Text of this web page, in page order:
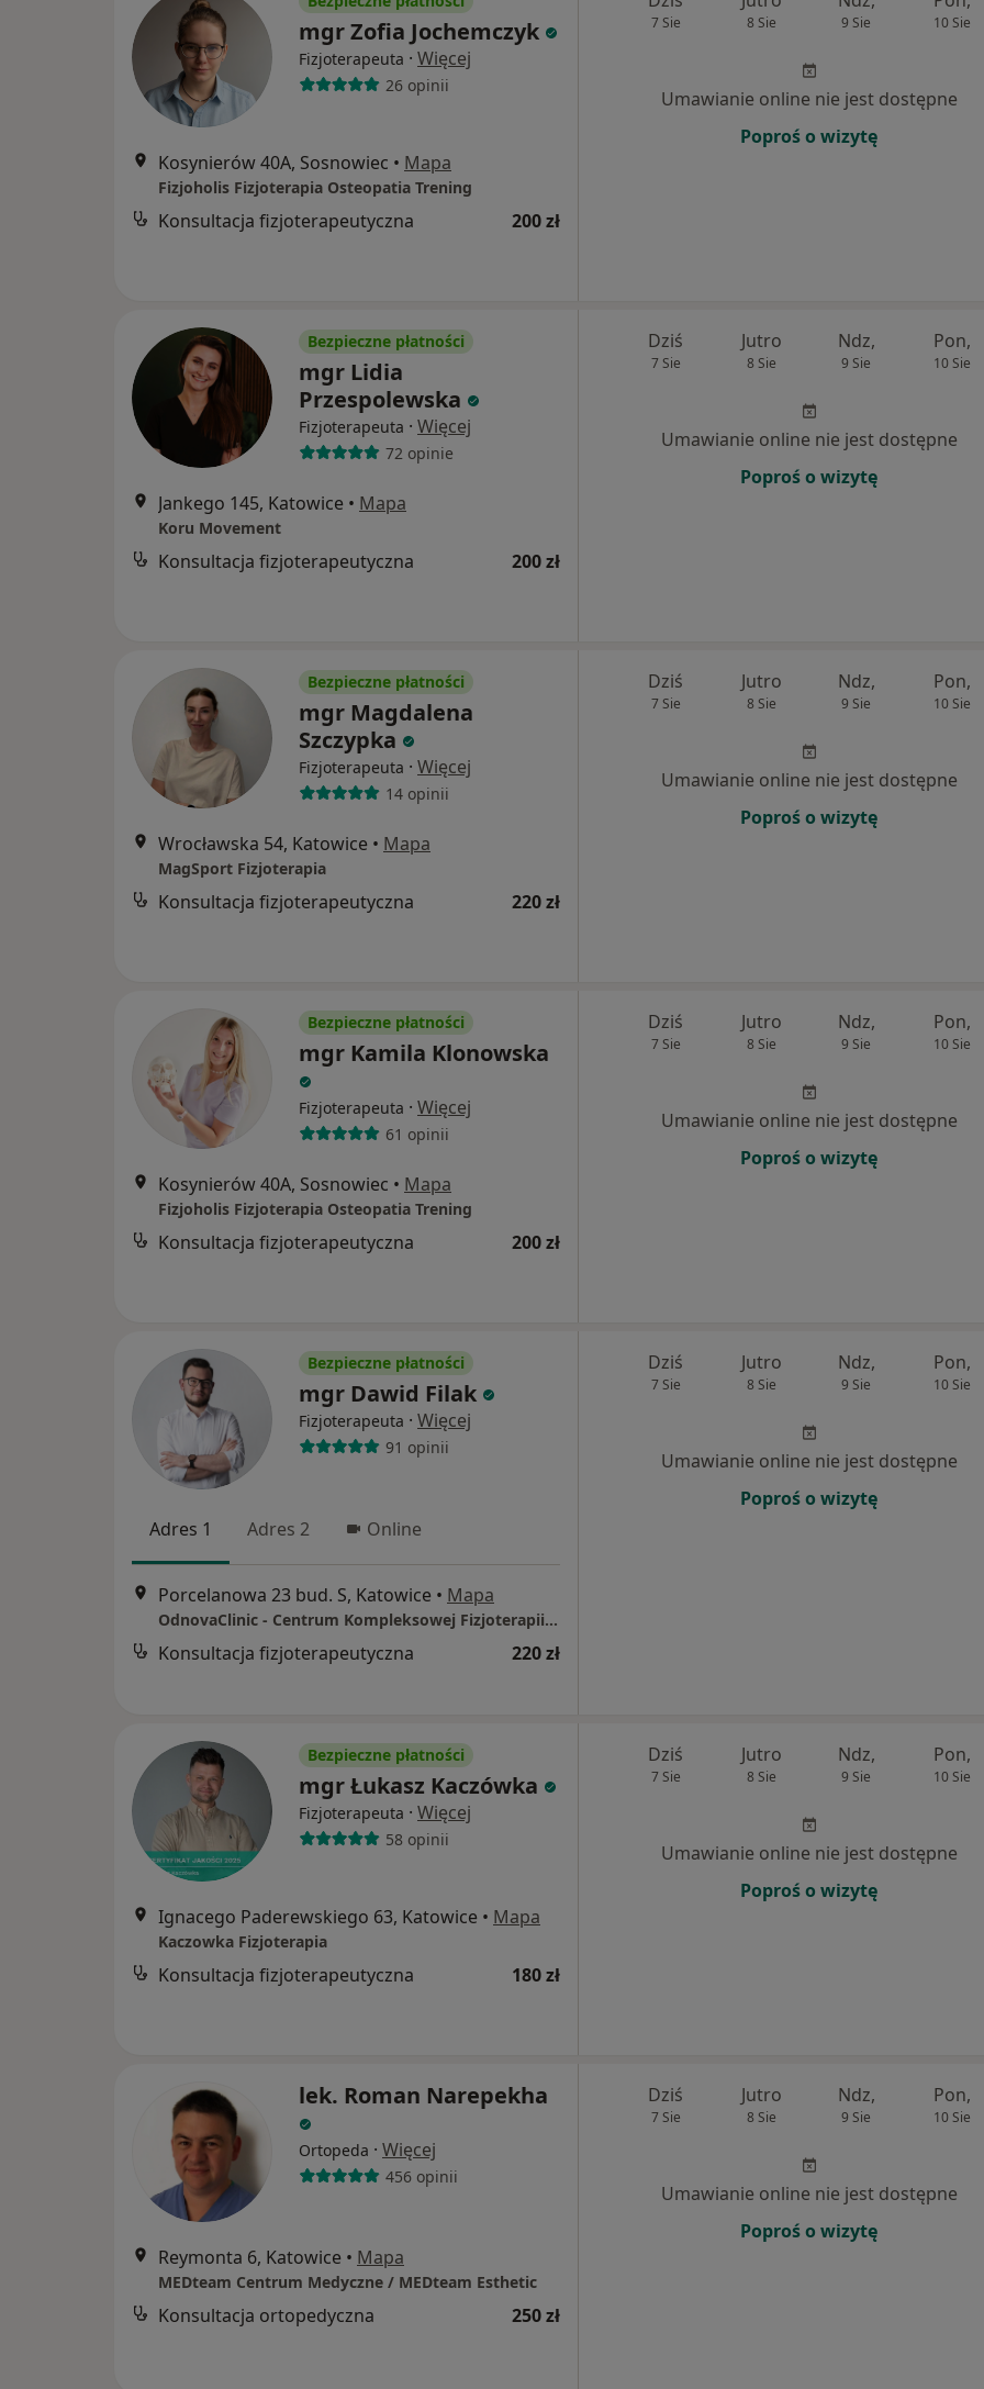
mgr Zofia Jochemczyk
Fizjoterapeuta · Więcej
26 opinii
Kosynierów 40A, Sosnowiec • Mapa
Fizjoholis Fizjoterapia Osteopatia Trening
Konsultacja fizjoterapeutyczna 200 zł
7 Sie 8 Sie 9 Sie 10 Sie
Umawianie online nie jest dostępne
Poproś o wizytę
Bezpieczne płatności
mgr Lidia
Przespolewska
Fizjoterapeuta · Więcej
72 opinie
Jankego 145, Katowice • Mapa
Koru Movement
Konsultacja fizjoterapeutyczna 200 zł
Dziś
7 Sie
Jutro
8 Sie
Ndz,
9 Sie
Pon,
10 Sie
Umawianie online nie jest dostępne
Poproś o wizytę
Bezpieczne płatności
mgr Magdalena
Szczypka
Fizjoterapeuta · Więcej
14 opinii
Wrocławska 54, Katowice • Mapa
MagSport Fizjoterapia
Konsultacja fizjoterapeutyczna 220 zł
Dziś
7 Sie
Jutro
8 Sie
Ndz,
9 Sie
Pon,
10 Sie
Umawianie online nie jest dostępne
Poproś o wizytę
Bezpieczne płatności
mgr Kamila Klonowska
Fizjoterapeuta · Więcej
61 opinii
Kosynierów 40A, Sosnowiec • Mapa
Fizjoholis Fizjoterapia Osteopatia Trening
Konsultacja fizjoterapeutyczna 200 zł
Dziś
7 Sie
Jutro
8 Sie
Ndz,
9 Sie
Pon,
10 Sie
Umawianie online nie jest dostępne
Poproś o wizytę
Bezpieczne płatności
mgr Dawid Filak
Fizjoterapeuta · Więcej
91 opinii
Adres 1 Adres 2 Online
Porcelanowa 23 bud. S, Katowice • Mapa
OdnovaClinic - Centrum Kompleksowej Fizjoterapii i Rehabilitacji
Konsultacja fizjoterapeutyczna 220 zł
Dziś
7 Sie
Jutro
8 Sie
Ndz,
9 Sie
Pon,
10 Sie
Umawianie online nie jest dostępne
Poproś o wizytę
Bezpieczne płatności
mgr Łukasz Kaczówka
Fizjoterapeuta · Więcej
58 opinii
Ignacego Paderewskiego 63, Katowice • Mapa
Kaczowka Fizjoterapia
Konsultacja fizjoterapeutyczna 180 zł
Dziś
7 Sie
Jutro
8 Sie
Ndz,
9 Sie
Pon,
10 Sie
Umawianie online nie jest dostępne
Poproś o wizytę
lek. Roman Narepekha
Ortopeda · Więcej
456 opinii
Reymonta 6, Katowice • Mapa
MEDteam Centrum Medyczne / MEDteam Esthetic
Konsultacja ortopedyczna 250 zł
Dziś
7 Sie
Jutro
8 Sie
Ndz,
9 Sie
Pon,
10 Sie
Umawianie online nie jest dostępne
Poproś o wizytę